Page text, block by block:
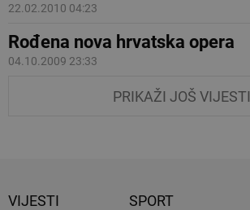
22.02.2010 04:23
Rođena nova hrvatska opera
04.10.2009 23:33
PRIKAŽI JOŠ VIJESTI
VIJESTI SPORT